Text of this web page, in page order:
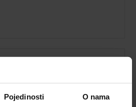
Pojedinosti O nama